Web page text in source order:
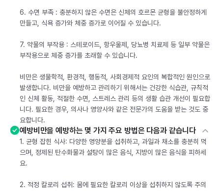
6. 수면 부족 : 충분하지 않은 수면은 신체의 호르몬 균형을 불안정하게
만들고, 식욕 증가와 체중 증가로 이어질 수 있습니다.
7. 약물의 부작용 : 스테로이드, 항우울제, 당뇨병 치료제 등 일부 약물은
부작용으로 체중 증가를 초래할 수 있습니다.
비만은 생물학적, 환경적, 행동적, 사회경제적 요인의 복합적인 원인으로
발생합니다. 비만을 예방하고 관리하기 위해서는 건강한 식습관, 규칙적
인 신체 활동, 적절한 수면, 스트레스 관리 등의 생활 습관 개선이 필요합
니다. 필요한 경우, 의사나 영양사와 같은 전문가의 도움을 받는 것도 중
요합니다.
예방비만을 예방하는 몇 가지 주요 방법은 다음과 같습니다
1. 균형 잡힌 식사: 다양한 영양분을 섭취하고, 과일과 채소를 충분히 먹
으며, 정제된 탄수화물과 설탕이 많은 음식, 지방이 많은 음식을 피하세
요.
2. 적정 칼로리 섭취: 몸에 필요한 칼로리 이상을 섭취하지 않도록 주의